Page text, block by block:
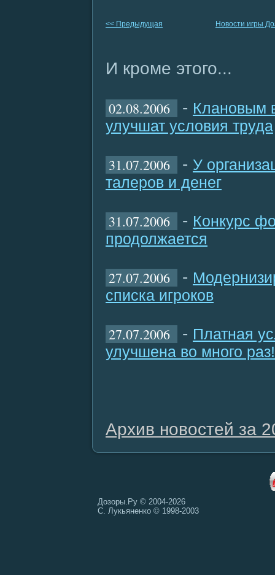
<< Предыдущая Новости игры
И кроме этого...
02.08.2006 - Клановым
улучшат условия труда
31.07.2006 - У
талеров и денег
31.07.2006 - Конкурс
продолжается
27.07.2006 -
списка игроков
27.07.2006 - Платная
улучшена во много раз!
Архив новостей за
Дозоры.Ру © 2004-2026
С. Лукьяненко © 1998-2003